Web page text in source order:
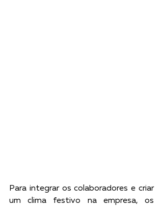
Para integrar os colaboradores e criar
um clima festivo na empresa, os